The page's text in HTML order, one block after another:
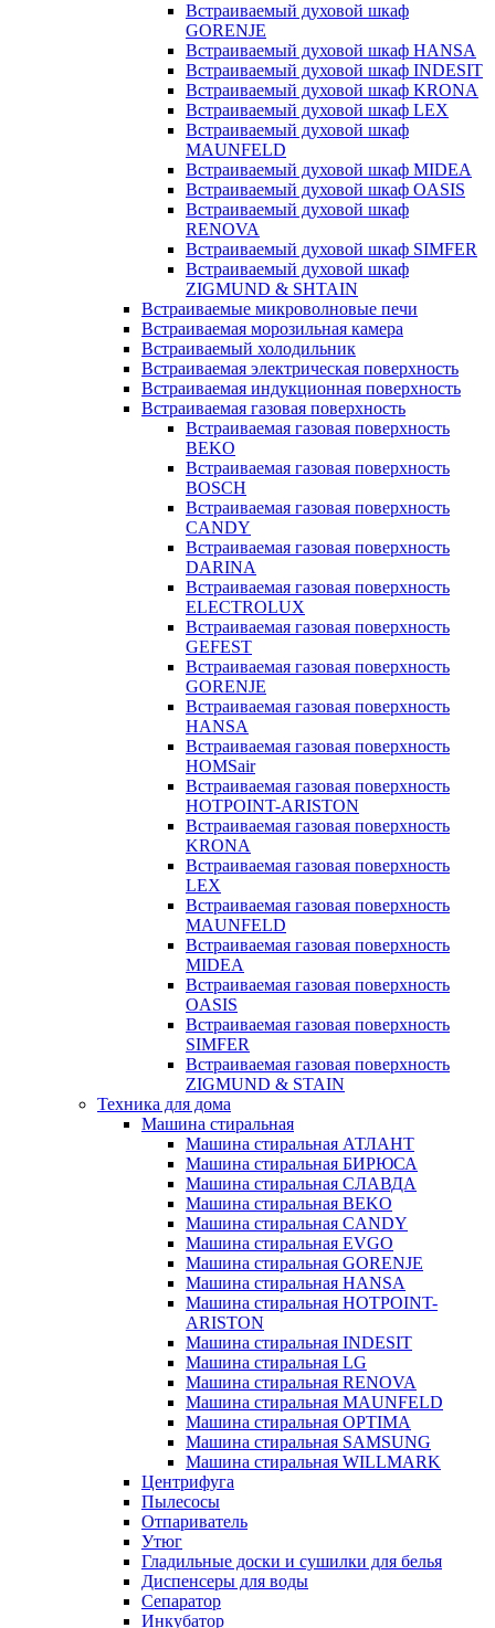
Встраиваемый духовой шкаф
GORENJE
Встраиваемый духовой шкаф HANSA
Встраиваемый духовой шкаф INDESIT
Встраиваемый духовой шкаф KRONA
Встраиваемый духовой шкаф LEX
Встраиваемый духовой шкаф
MAUNFELD
Встраиваемый духовой шкаф MIDEA
Встраиваемый духовой шкаф OASIS
Встраиваемый духовой шкаф
RENOVA
Встраиваемый духовой шкаф SIMFER
Встраиваемый духовой шкаф
ZIGMUND & SHTAIN
Встраиваемые микроволновые печи
Встраиваемая морозильная камера
Встраиваемый холодильник
Встраиваемая электрическая поверхность
Встраиваемая индукционная поверхность
Встраиваемая газовая поверхность
Встраиваемая газовая поверхность
BEKO
Встраиваемая газовая поверхность
BOSCH
Встраиваемая газовая поверхность
CANDY
Встраиваемая газовая поверхность
DARINA
Встраиваемая газовая поверхность
ELECTROLUX
Встраиваемая газовая поверхность
GEFEST
Встраиваемая газовая поверхность
GORENJE
Встраиваемая газовая поверхность
HANSA
Встраиваемая газовая поверхность
HOMSair
Встраиваемая газовая поверхность
HOTPOINT-ARISTON
Встраиваемая газовая поверхность
KRONA
Встраиваемая газовая поверхность
LEX
Встраиваемая газовая поверхность
MAUNFELD
Встраиваемая газовая поверхность
MIDEA
Встраиваемая газовая поверхность
OASIS
Встраиваемая газовая поверхность
SIMFER
Встраиваемая газовая поверхность
ZIGMUND & STAIN
Техника для дома
Машина стиральная
Машина стиральная АТЛАНТ
Машина стиральная БИРЮСА
Машина стиральная СЛАВДА
Машина стиральная BEKO
Машина стиральная CANDY
Машина стиральная EVGO
Машина стиральная GORENJE
Машина стиральная HANSA
Машина стиральная HOTPOINT-
ARISTON
Машина стиральная INDESIT
Машина стиральная LG
Машина стиральная RENOVA
Машина стиральная MAUNFELD
Машина стиральная OPTIMA
Машина стиральная SAMSUNG
Машина стиральная WILLMARK
Центрифуга
Пылесосы
Отпариватель
Утюг
Гладильные доски и сушилки для белья
Диспенсеры для воды
Сепаратор
Инкубатор